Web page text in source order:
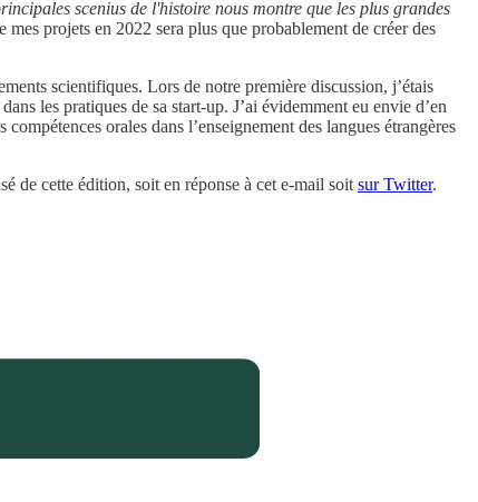
scenius de l'histoire nous montre que les plus grandes
mes projets en 2022 sera plus que probablement de créer des
scientifiques. Lors de notre première discussion, j’étais
les pratiques de sa start-up. J’ai évidemment eu envie d’en
orales dans l’enseignement des langues étrangères
de cette édition, soit en réponse à cet e-mail soit sur Twitter.